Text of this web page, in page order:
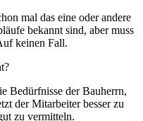
mal das eine oder andere
bekannt sind, aber muss
keinen Fall.
Bedürfnisse der Bauherrn,
der Mitarbeiter besser zu
zu vermitteln.